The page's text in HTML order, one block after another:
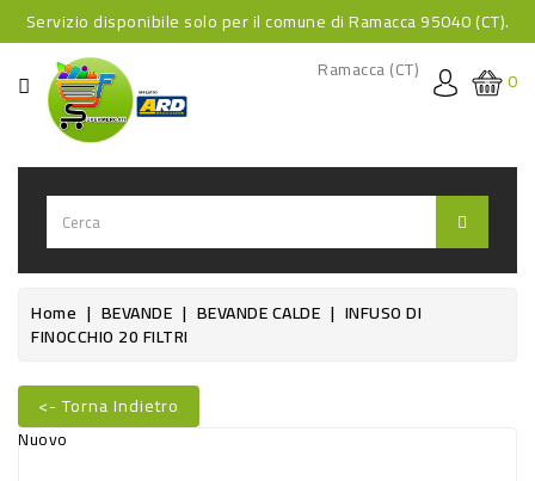
Servizio disponibile solo per il comune di Ramacca 95040 (CT).
CATEGORIA
HOME
BEVANDE
BEVANDE
ANALCOLICHE
ALCOLICHE
BEVANDE
CALDE
0
Ramacca (CT)
Home BEVANDE BEVANDE CALDE INFUSO DI
FINOCCHIO 20 FILTRI
<- Torna Indietro
Nuovo